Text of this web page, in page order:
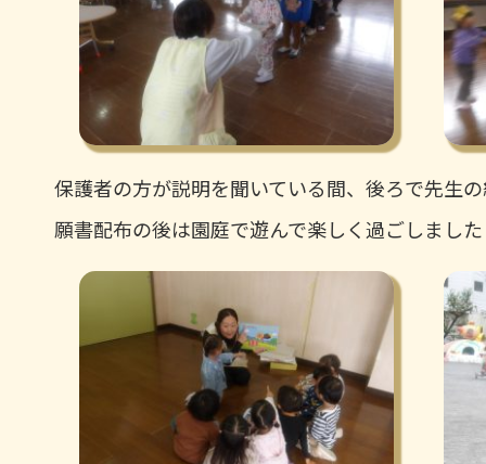
保護者の方が説明を聞いている間、後ろで先生
願書配布の後は園庭で遊んで楽しく過ごしまし